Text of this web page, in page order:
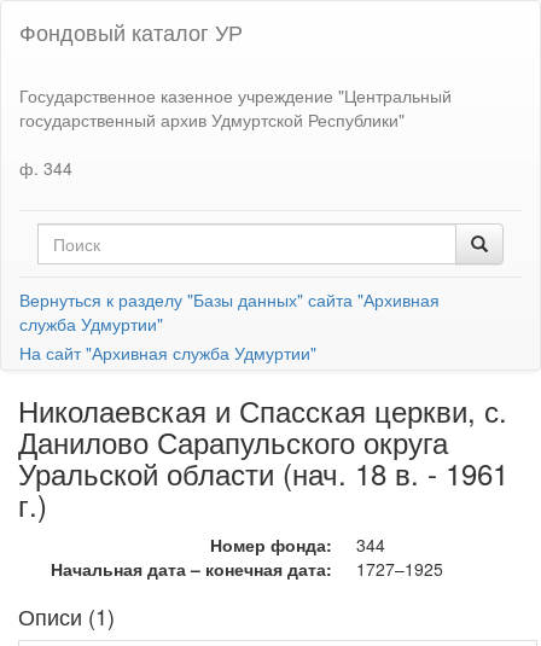
Фондовый каталог УР
Государственное казенное учреждение "Центральный
государственный архив Удмуртской Республики"
ф. 344
Вернуться к разделу "Базы данных" сайта "Архивная
служба Удмуртии"
На сайт "Архивная служба Удмуртии"
Николаевская и Спасская церкви, с.
Данилово Сарапульского округа
Уральской области (нач. 18 в. - 1961
г.)
Номер фонда:
344
Начальная дата – конечная дата:
1727–1925
Описи (1)